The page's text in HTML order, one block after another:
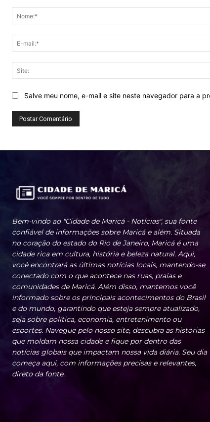
Salve meu nome, e-mail e site neste navegador para a
Bem-vindo ao "Cidade de Maricá - Notícias", sua fonte
confiável de informações sobre Maricá e além. Situada
no coração do estado do Rio de Janeiro, Maricá é uma
cidade rica em cultura, história e beleza natural. Aqui,
você encontrará as últimas notícias locais, mantendo-se
conectado com o que acontece nas ruas, praias e
comunidades de Maricá. Além disso, mantemos você
informado sobre os principais acontecimentos do Brasil
e do mundo, garantindo que esteja sempre atualizado,
seja sobre política, economia, entretenimento ou
esportes. Navegue pelo nosso site, descubra as histórias
que moldam nossa cidade e fique por dentro das
notícias globais que impactam nossa vida diária. Seu dia
começa aqui, com informações precisas e relevantes,
direto da fonte.